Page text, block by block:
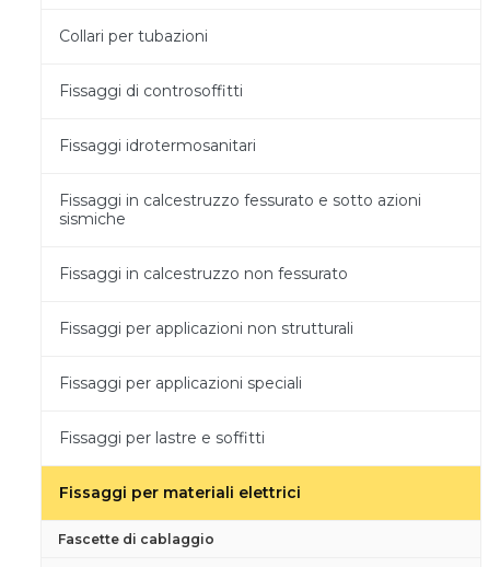
Collari per tubazioni
Fissaggi di controsoffitti
Fissaggi idrotermosanitari
Fissaggi in calcestruzzo fessurato e sotto azioni
sismiche
Fissaggi in calcestruzzo non fessurato
Fissaggi per applicazioni non strutturali
Fissaggi per applicazioni speciali
Fissaggi per lastre e soffitti
Fissaggi per materiali elettrici
Fascette di cablaggio